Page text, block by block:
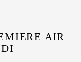
AIR